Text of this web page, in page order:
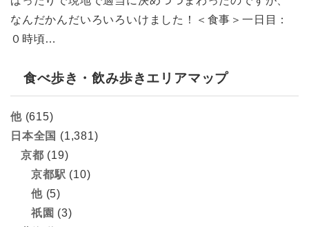
なんだかんだいろいろいけました！＜食事＞一日目：
０時頃…
食べ歩き・飲み歩きエリアマップ
他(615)
日本全国 (1,381)
京都 (19)
京都駅 (10)
他(5)
祇園 (3)